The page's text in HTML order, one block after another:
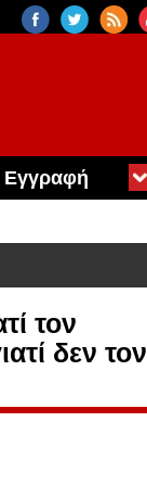
Εγγραφή
τον
δεν τον